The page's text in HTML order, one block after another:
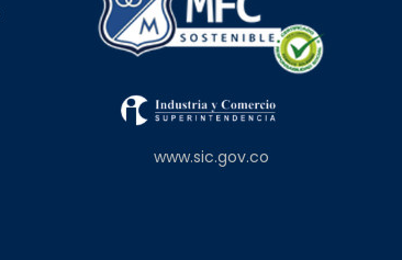
www.sic.gov.co